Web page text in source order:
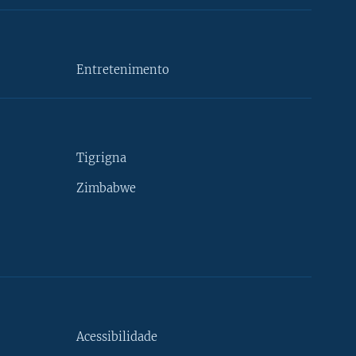
Entretenimento
Tigrigna
Zimbabwe
Acessibilidade